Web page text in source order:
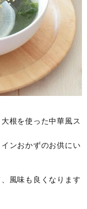
根を使った中華風ス
ンおかずのお供にい
風味も良くなります